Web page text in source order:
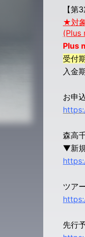
【
★対
(Plus
Plus
受付
入金
お申
森高
▼新
ツア
先行